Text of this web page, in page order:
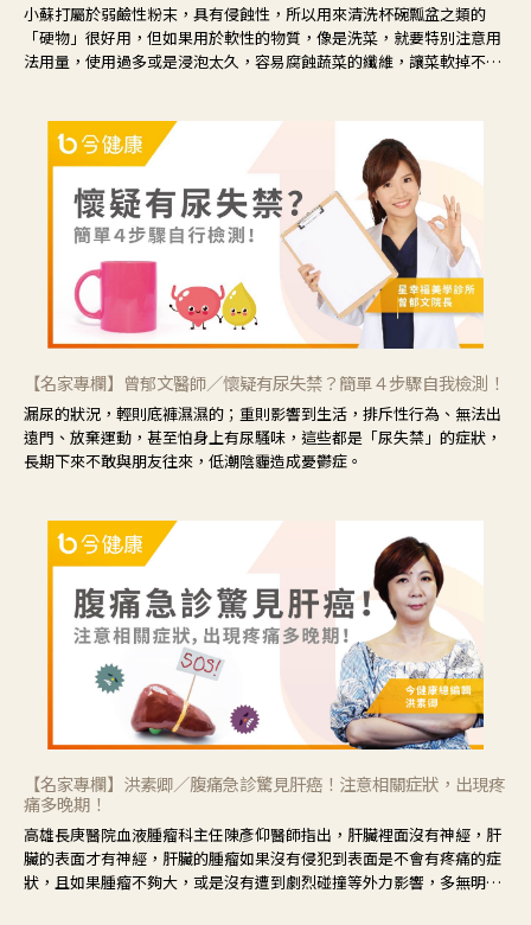
小蘇打屬於弱鹼性粉末，具有侵蝕性，所以用來清洗杯碗瓢盆之類的
「硬物」很好用，但如果用於軟性的物質，像是洗菜，就要特別注意用
法用量，使用過多或是浸泡太久，容易腐蝕蔬菜的纖維，讓菜軟掉不清
【名家專欄】曾郁文醫師／懷疑有尿失禁？簡單４步驟自我檢測！
漏尿的狀況，輕則底褲濕濕的；重則影響到生活，排斥性行為、無法出
遠門、放棄運動，甚至怕身上有尿騷味，這些都是「尿失禁」的症狀，
長期下來不敢與朋友往來，低潮陰霾造成憂鬱症。
【名家專欄】洪素卿／腹痛急診驚見肝癌！注意相關症狀，出現疼
痛多晚期！
高雄長庚醫院血液腫瘤科主任陳彥仰醫師指出，肝臟裡面沒有神經，肝
臟的表面才有神經，肝臟的腫瘤如果沒有侵犯到表面是不會有疼痛的症
狀，且如果腫瘤不夠大，或是沒有遭到劇烈碰撞等外力影響，多無明顯